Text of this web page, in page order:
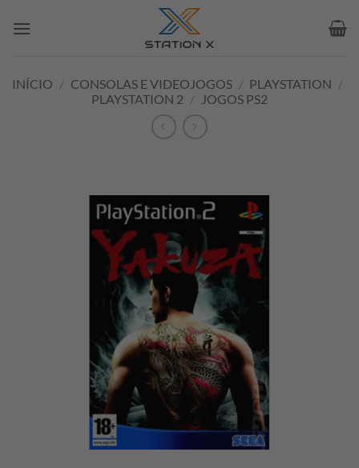
INÍCIO / CONSOLAS E VIDEOJOGOS / PLAYSTATION /
PLAYSTATION 2 / JOGOS PS2